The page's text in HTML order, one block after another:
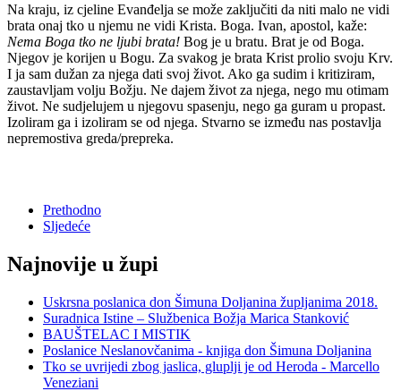
Na kraju, iz cjeline Evanđelja se može zaključiti da niti malo ne vidi
brata onaj tko u njemu ne vidi Krista. Boga. Ivan, apostol, kaže:
Nema Boga tko ne ljubi brata! Bog je u bratu. Brat je od Boga.
Njegov je korijen u Bogu. Za svakog je brata Krist prolio svoju Krv.
I ja sam dužan za njega dati svoj život. Ako ga sudim i kritiziram,
zaustavljam volju Božju. Ne dajem život za njega, nego mu otimam
život. Ne sudjelujem u njegovu spasenju, nego ga guram u propast.
Izoliram ga i izoliram se od njega. Stvarno se između nas postavlja
nepremostiva greda/prepreka.
Prethodno
Sljedeće
Najnovije u župi
Uskrsna poslanica don Šimuna Doljanina župljanima 2018.
Suradnica Istine – Službenica Božja Marica Stanković
BAUŠTELAC I MISTIK
Poslanice Neslanovčanima - knjiga don Šimuna Doljanina
Tko se uvrijedi zbog jaslica, gluplji je od Heroda - Marcello
Veneziani